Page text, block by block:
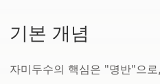
기본 개념
자미두수의 핵심은 "명반"으